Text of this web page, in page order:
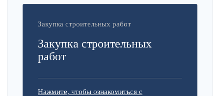
Закупка строительных работ
Закупка строительных
работ
Нажмите, чтобы ознакомиться с